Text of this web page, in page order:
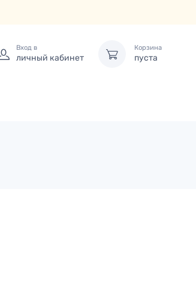
Вход в
личный кабинет
Корзина
пуста